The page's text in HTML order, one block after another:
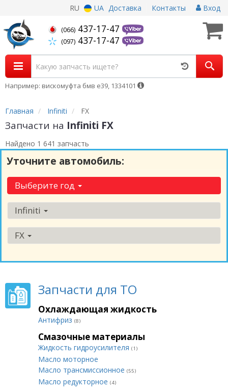
RU UA Доставка Контакты Вход
(066) 437-17-47
(097) 437-17-47
Например: вискомуфта бмв е39, 1334101
Главная Infiniti FX
Запчасти на Infiniti FX
Найдено 1 641 запчасть
Уточните автомобиль:
Выберите год
Infiniti
FX
Запчасти для ТО
Охлаждающая жидкость
Антифриз (8)
Смазочные материалы
Жидкость гидроусилителя (1)
Масло моторное
Масло трансмиссионное (55)
Масло редукторное (4)